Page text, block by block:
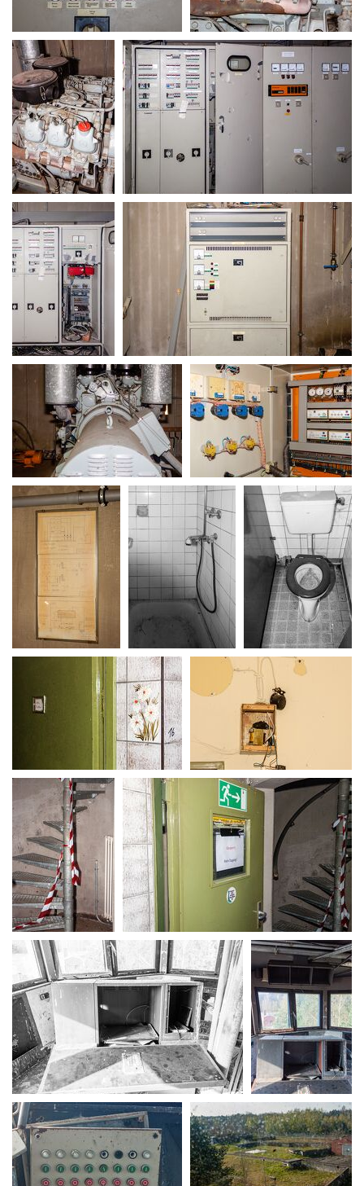
MG 0118 MG 0120
MG 0122 MG 0123
MG 0124 MG 0125
MG 0126 MG 0128
MG 0139 MG 0143
MG 0148 MG 0152
MG 0157 MG 0159
MG 0162 MG 0164